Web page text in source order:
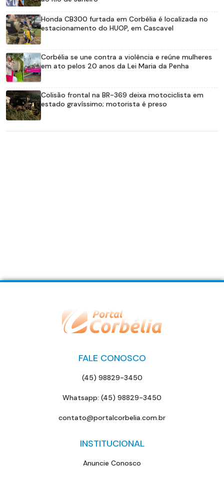
Honda CB300 furtada em Corbélia é localizada no
estacionamento do HUOP, em Cascavel
Corbélia se une contra a violência e reúne mulheres
em ato pelos 20 anos da Lei Maria da Penha
Colisão frontal na BR-369 deixa motociclista em
estado gravíssimo; motorista é preso
FALE CONOSCO
(45) 98829-3450
Whatsapp: (45) 98829-3450
contato@portalcorbelia.com.br
INSTITUCIONAL
Anuncie Conosco